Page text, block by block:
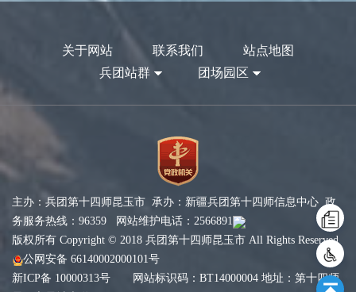
关于网站 联系我们
站点地图
兵团站群
团场园区
主办：兵团第十四师昆玉市 承办：新疆兵团第十四师信息中心 政
务服务热线：96359 网站维护电话：2566891
版权所有 Copyright © 2018 兵团第十四师昆玉市 All Rights Reserved
公网安备 66140002000101号
新ICP备 10000313号 网站标识码：BT14000004 地址：第十四师